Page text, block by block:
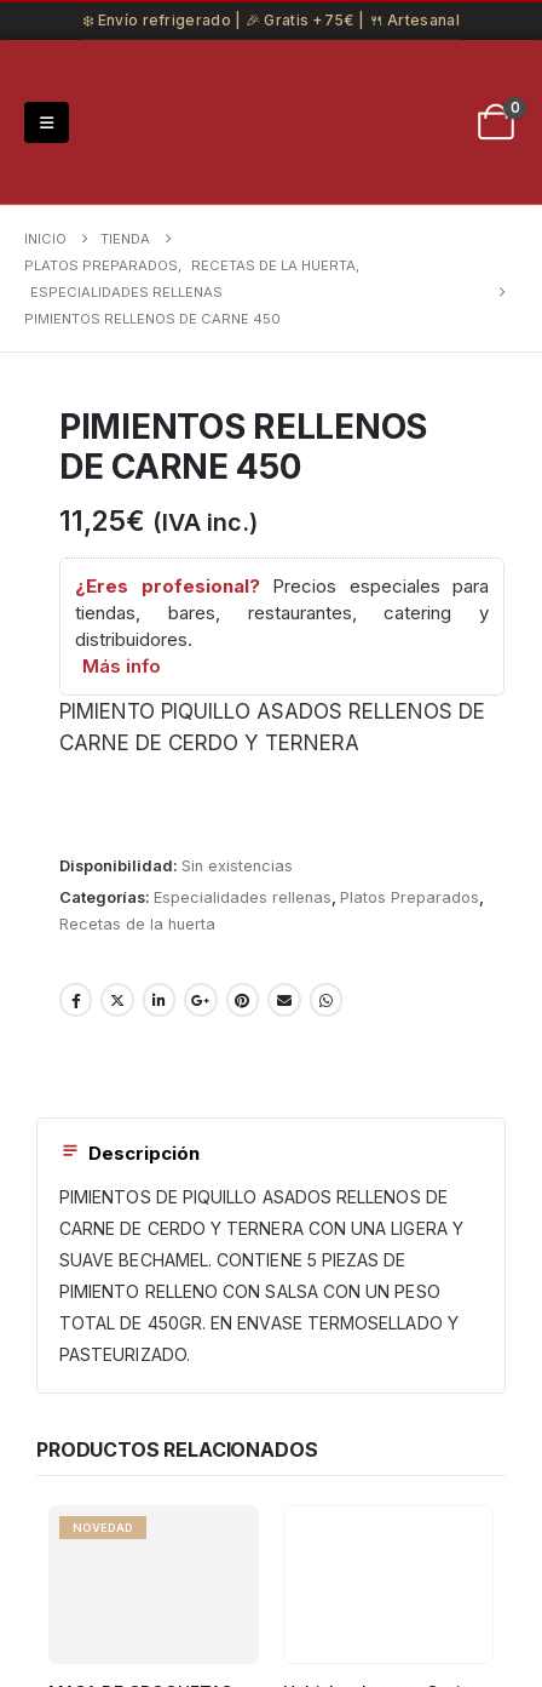
❄️ Envío refrigerado | 🎉 Gratis +75€ | 🍴 Artesanal
0
INICIO
TIENDA
PLATOS PREPARADOS, RECETAS DE LA HUERTA,
ESPECIALIDADES RELLENAS
PIMIENTOS RELLENOS DE CARNE 450
PIMIENTOS RELLENOS
DE CARNE 450
11,25€ (IVA inc.)
¿Eres profesional?Precios especiales para
tiendas, bares, restaurantes, catering y
distribuidores.
Más info
PIMIENTO PIQUILLO ASADOS RELLENOS DE
CARNE DE CERDO Y TERNERA
Disponibilidad: Sin existencias
Categorías: Especialidades rellenas, Platos Preparados,
Recetas de la huerta
Descripción
PIMIENTOS DE PIQUILLO ASADOS RELLENOS DE
CARNE DE CERDO Y TERNERA CON UNA LIGERA Y
SUAVE BECHAMEL. CONTIENE 5 PIEZAS DE
PIMIENTO RELLENO CON SALSA CON UN PESO
TOTAL DE 450GR. EN ENVASE TERMOSELLADO Y
PASTEURIZADO.
PRODUCTOS RELACIONADOS
NOVEDAD